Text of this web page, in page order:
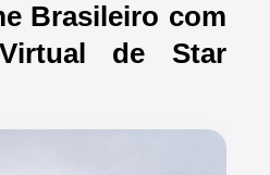
Brasileiro com
de Star